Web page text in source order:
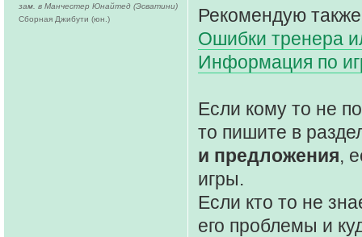
Рекомендую
Ошибки тренера
Информация по
Если кому то не
то пишите в
и предложения,
игры.
Если кто то не
его проблемы и
зам. в Манчестер Юнайтед (Эсватини)
Сборная Джибути (юн.)